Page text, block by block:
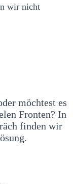
wir nicht
möchtest es
Fronten? In
finden wir